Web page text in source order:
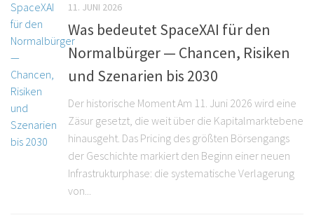
11. JUNI 2026
Was bedeutet SpaceXAI für den
Normalbürger — Chancen, Risiken
und Szenarien bis 2030
Der historische Moment Am 11. Juni 2026 wird eine
Zäsur gesetzt, die weit über die Kapitalmarktebene
hinausgeht. Das Pricing des größten Börsengangs
der Geschichte markiert den Beginn einer neuen
Infrastrukturphase: die systematische Verlagerung
von...